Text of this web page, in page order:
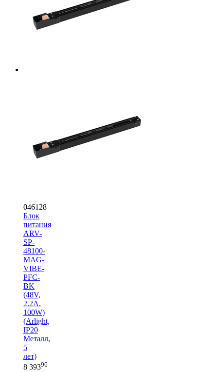
046128
Блок
питания
ARV-
SP-
48100-
MAG-
VIBE-
PFC-
BK
(48V,
2.2A,
100W)
(Arlight,
IP20
Металл,
5
лет)
8 39396